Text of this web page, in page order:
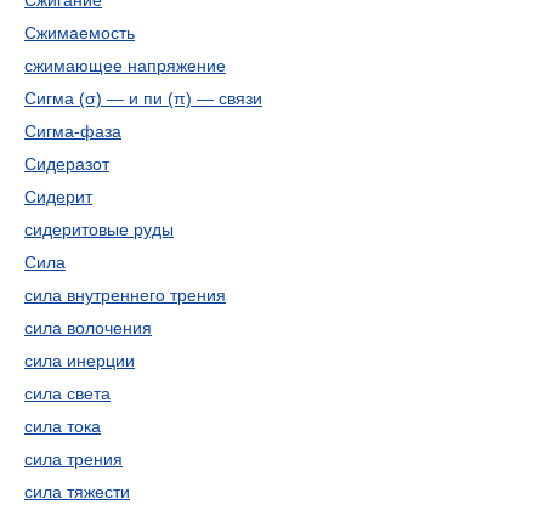
Сжимаемость
сжимающее напряжение
Сигма (σ) — и пи (π) — связи
Сигма-фаза
Сидеразот
Сидерит
сидеритовые руды
Сила
сила внутреннего трения
сила волочения
сила инерции
сила света
сила тока
сила трения
сила тяжести